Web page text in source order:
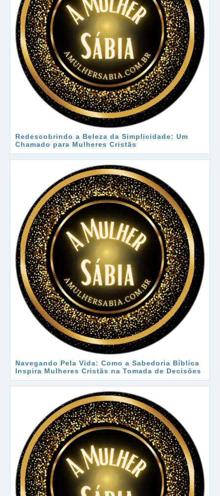
Redescobrindo a Beleza da Simplicidade: Um
Chamado para Mulheres Cristãs
Navegando Pela Vida: Como a Sabedoria Bíblica
Inspira Mulheres Cristãs na Tomada de Decisões